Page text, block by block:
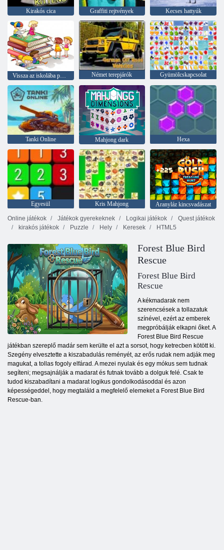
Kirakós cica Graffiti rejtvények Kecses hattyúk
Német terepjárók Gyümölcskapcsolat
Tanki Online Mahjong dark Hexa
Egyesül Kris Mahjong
Aranyláz kincsvadászat
Online játékok
Játékok gyerekeknek Logikai játékok
Quest játékok
kirakós játékok
Puzzle Hely Keresek HTML5
Forest Blue Bird
Rescue
Forest Blue Bird
Rescue
A kékmadarak nem
szerencsések a tollazatuk
színével, ezért az emberek
megpróbálják elkapni őket. A
Forest Blue Bird Rescue
játékban szereplő madár sem kerülte el azt a sorsot, hogy ketrecben kötött ki.
Szegény elvesztette a kiszabadulás reményét, az erős rudak nem adják meg
magukat, a tollas fogoly elfárad. A mezei nyulak és egy mókus sem tudnak
segíteni; megsajnálják a madarat és futnak tovább a dolguk felé. Csak te
tudod kiszabadítani a madarat logikus gondolkodásoddal és azon
képességeddel, hogy megtaláld a megfelelő elemeket a Forest Blue Bird
Rescue-ban.